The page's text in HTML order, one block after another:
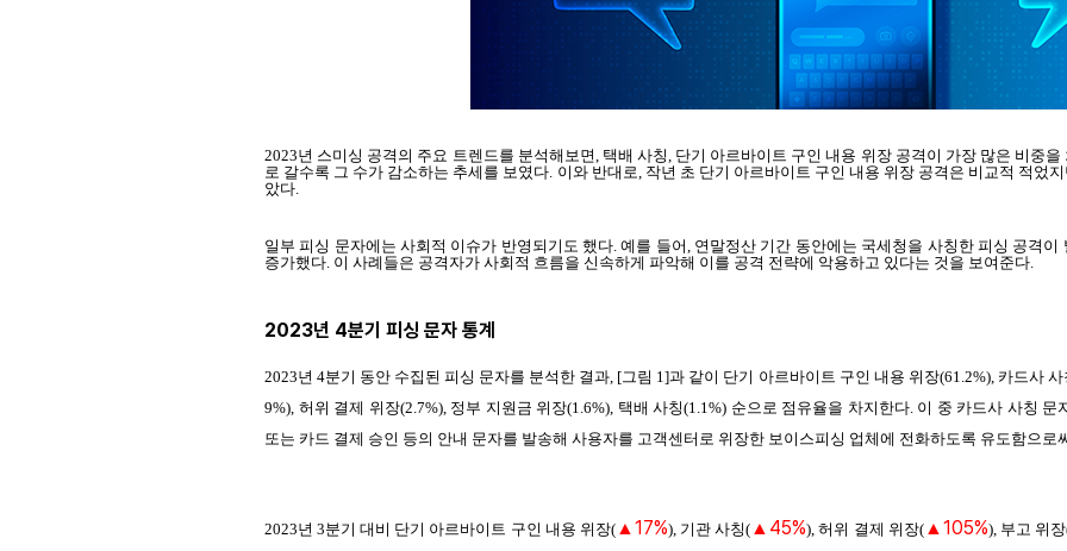
2023년 스미싱 공격의 주요 트렌드를 분석해보면, 택배 사칭, 단기 아르바이트 구인 내용 위장 공격이 가장 많은 비중
로 갈수록 그 수가 감소하는 추세를 보였다. 이와 반대로, 작년 초 단기 아르바이트 구인 내용 위장 공격은 비교적 적었
았다.
일부 피싱 문자에는 사회적 이슈가 반영되기도 했다. 예를 들어, 연말정산 기간 동안에는 국세청을 사칭한 피싱 공격
증가했다. 이 사례들은 공격자가 사회적 흐름을 신속하게 파악해 이를 공격 전략에 악용하고 있다는 것을 보여준다.
2023년 4분기 피싱 문자 통계
2023년 4분기 동안 수집된 피싱 문자를 분석한 결과, [그림 1]과 같이 단기 아르바이트 구인 내용 위장(61.2%), 카드사
9%), 허위 결제 위장(2.7%), 정부 지원금 위장(1.6%), 택배 사칭(1.1%) 순으로 점유율을 차지한다. 이 중 카드사 사칭
또는 카드 결제 승인 등의 안내 문자를 발송해 사용자를 고객센터로 위장한 보이스피싱 업체에 전화하도록 유도함으로
2023년 3분기 대비 단기 아르바이트 구인 내용 위장(▲ 17%), 기관 사칭( ▲ 45%), 허위 결제 위장(▲ 105%), 부고 위